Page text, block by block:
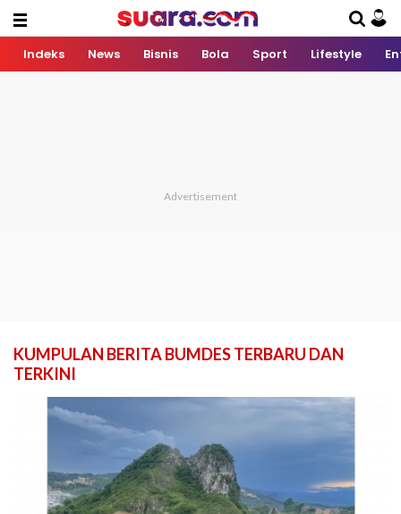
Indeks News Bisnis Bola Sport Lifestyle
KUMPULAN BERITA BUMDES TERBARU DAN
TERKINI